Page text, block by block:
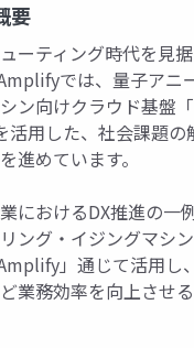
要
ーティング時代を見
では、量子アニ
ン向けクラウド基盤
用した、社会課題の
進めています。
におけるDX推進の一
ング・イジングマシ
」通じて活用し
業務効率を向上させ